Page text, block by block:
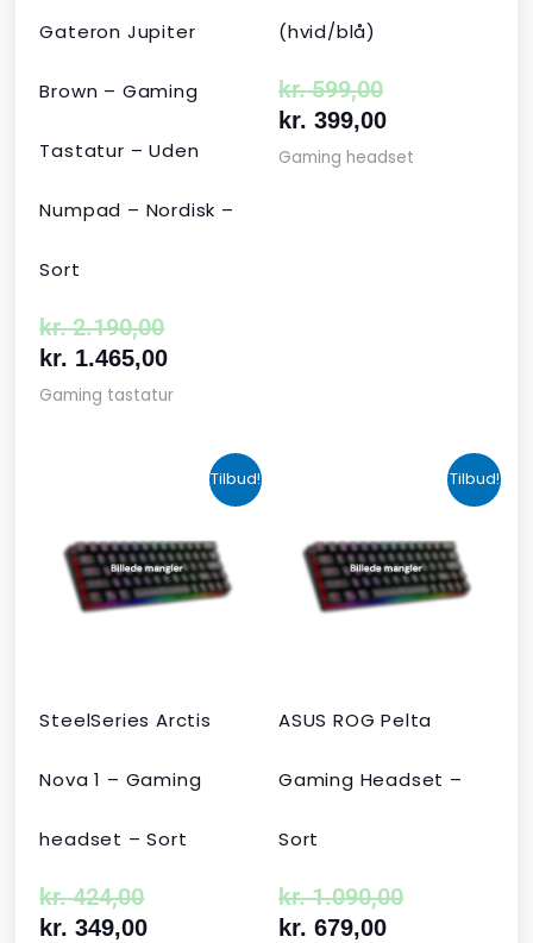
Gateron Jupiter
Brown – Gaming
Tastatur – Uden
Numpad – Nordisk –
Sort
kr.2.190,00
kr. 1.465,00
Gaming tastatur
(hvid/blå)
kr.599,00
kr. 399,00
Gaming headset
Tilbud!
SteelSeries Arctis
Nova 1 – Gaming
headset – Sort
kr.424,00
oprindelige
pris
var:
kr. 424,00.
kr. 349,00
aktuelle
pris
er:
kr. 349,00.
Tilbud!
ASUS ROG Pelta
Gaming Headset –
Sort
kr.1.090,00
oprindelige
pris
var:
kr.
kr. 679,00
aktuelle
pris
er:
kr. 679,00.